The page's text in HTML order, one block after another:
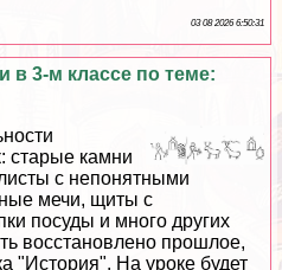
03 08 2026 6:50:31
в 3-м классе по теме:
старые камни
с непонятными
мечи, щиты с
посуды и много других
восстановлено прошлое,
"История". На уроке будет